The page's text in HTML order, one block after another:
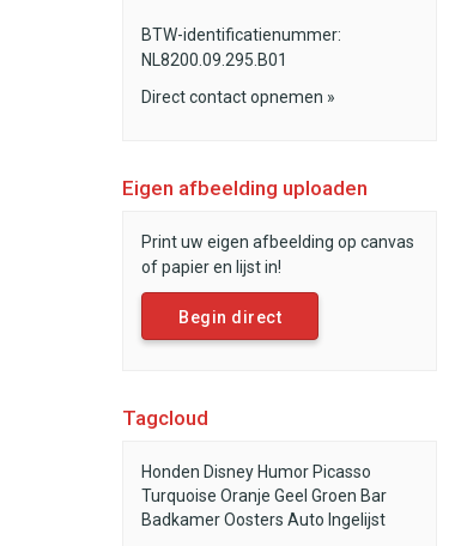
BTW-identificatienummer:
NL8200.09.295.B01
Direct contact opnemen »
Eigen afbeelding uploaden
Print uw eigen afbeelding op canvas
of papier en lijst in!
Begin direct
Tagcloud
Honden Disney Humor Picasso
Turquoise Oranje Geel Groen Bar
BadkamerOosters Auto Ingelijst